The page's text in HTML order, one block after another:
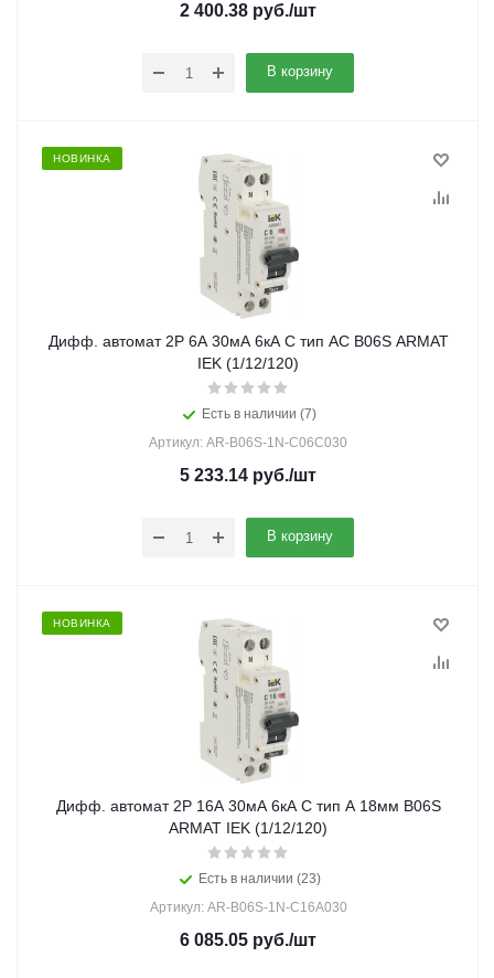
2 400.38 руб./шт
В корзину
НОВИНКА
Дифф. автомат 2Р 6А 30мА 6кА С тип АС B06S ARMAT
IEK (1/12/120)
Есть в наличии (7)
Артикул: AR-B06S-1N-C06C030
5 233.14 руб./шт
В корзину
НОВИНКА
Дифф. автомат 2Р 16А 30мА 6кА C тип А 18мм B06S
ARMAT IEK (1/12/120)
Есть в наличии (23)
Артикул: AR-B06S-1N-C16A030
6 085.05 руб./шт